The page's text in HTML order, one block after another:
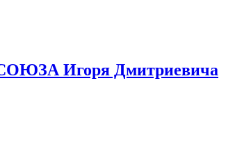
Игоря Дмитриевича